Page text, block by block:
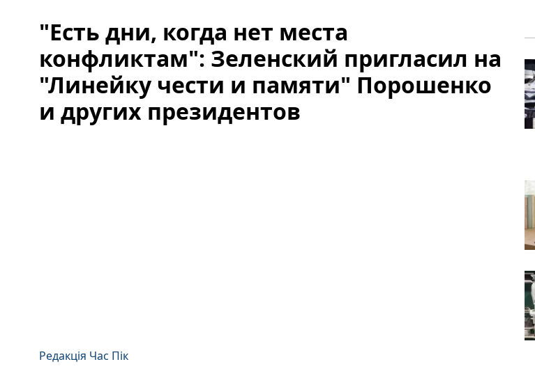
"Есть дни, когда нет места
конфликтам": Зеленский пригласил на
"Линейку чести и памяти" Порошенко
и других президентов
Редакція Час Пік